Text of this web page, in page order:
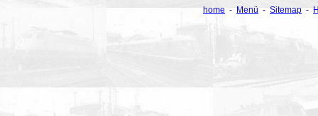
home - Menü - Sitemap -